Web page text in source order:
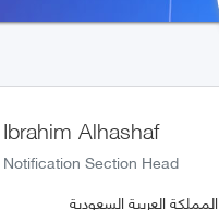
Ibrahim Alhashaf
Notification Section Head
المملكة العربية السعودية